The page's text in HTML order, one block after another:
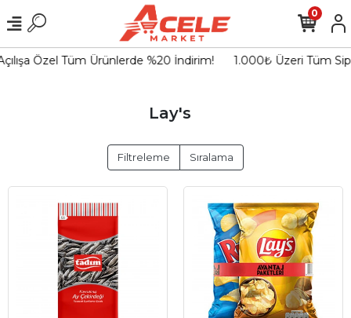
Özel Tüm Ürünlerde %20 İndirim! 1.000₺ Üzeri Tüm
0
Lay's
Filtreleme Sıralama